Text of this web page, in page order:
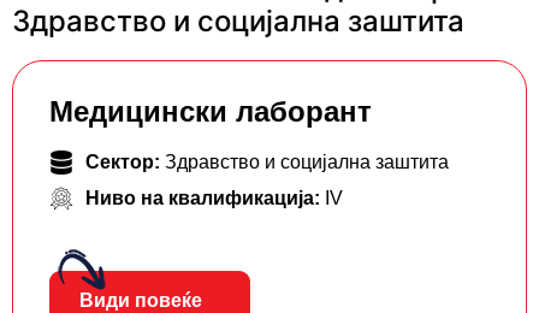
Здравство и социјална заштита
Mедицински лаборант
Сектор: Здравство и социјална заштита
Ниво на квалификација: IV
Види повеќе